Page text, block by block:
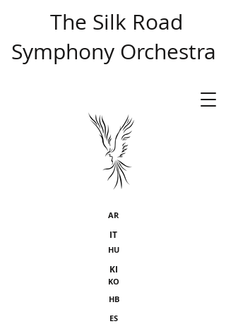
​ The Silk Road
Symphony Orchestra
AR
IT
HU
KI
KO
HB
ES